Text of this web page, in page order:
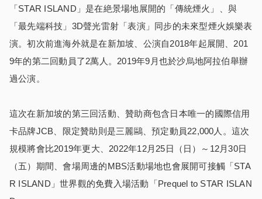
「STAR ISLAND」是在絶景場地展開的「傳統煙火」、與
「最先端科技」3D聲光雷射「表演」同步的未來型煙火娛樂表
演。初次前進海外就是在新加坡、公演自2018年起展開、201
9年的第二回動員了2萬人。2019年9月也於沙烏地阿拉伯舉辦
過公演。
這次在新加坡的第三回活動、贊助商包含日本唯一的國際信用
卡品牌JCB、限定贊助則是三麗鷗、預定動員22,000人。這次
規模將會比2019年更大、2022年12月25日（日）～12月30日
（五）期間、會場周邊的MBS活動場地也會展開可接觸「STA
R ISLAND」世界觀的免費入場活動「Prequel to STAR ISLAN